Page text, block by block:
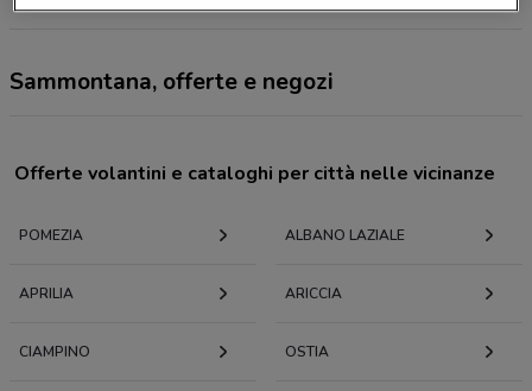
Sammontana, offerte e negozi
Offerte volantini e cataloghi per città nelle vicinanze
POMEZIA ALBANO LAZIALE
APRILIA ARICCIA
CIAMPINO OSTIA